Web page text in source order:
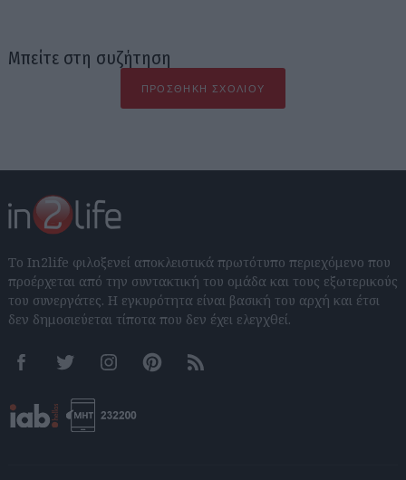
Μπείτε στη συζήτηση
ΠΡΟΣΘΉΚΗ ΣΧΟΛΊΟΥ
Το In2life φιλοξενεί αποκλειστικά πρωτότυπο περιεχόμενο που
προέρχεται από την συντακτική του ομάδα και τους εξωτερικούς
του συνεργάτες. Η εγκυρότητα είναι βασική του αρχή και έτσι
δεν δημοσιεύεται τίποτα που δεν έχει ελεγχθεί.
FacebookTwitter InstagramPinterestRSS feeds